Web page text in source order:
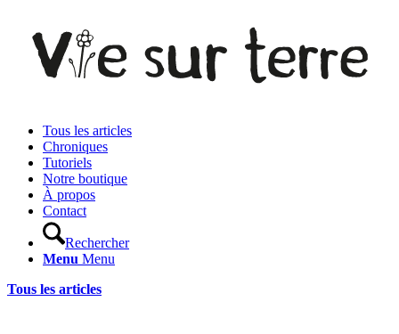
Tous les articles
Chroniques
Tutoriels
Notre boutique
À propos
Contact
Rechercher
Menu Menu
Tous les articles